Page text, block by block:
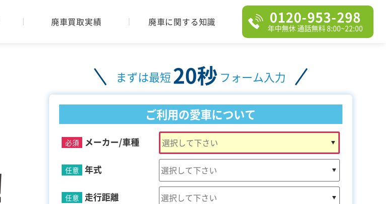
廃車買取実績 廃車に関する知識 0120-953-298
年中無休 通話無料 8:00~22:00
まずは最短20秒 フォーム入力
ご利用の愛車について
メーカー/車種
必須
年式
任意
走行距離
任意